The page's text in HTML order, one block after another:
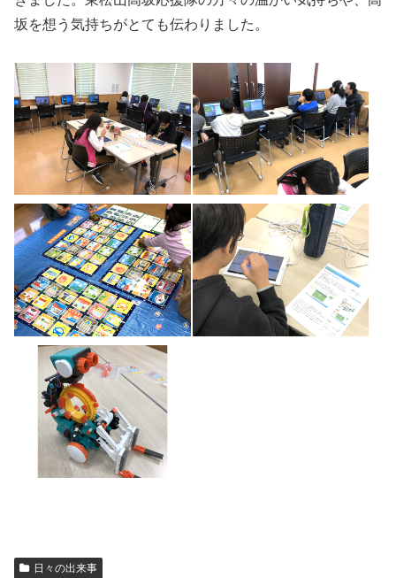
坂を想う気持ちがとても伝わりました。
日々の出来事